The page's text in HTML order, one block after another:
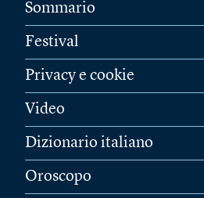
Sommario
Festival
Privacy e cookie
Video
Dizionario italiano
Oroscopo